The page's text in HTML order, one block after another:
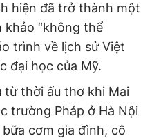
hiện đã trở thành một
“không thể
trình về lịch sử Việt
đại học của Mỹ.
thời ấu thơ khi Mai
trường Pháp ở Hà Nội
cơm gia đình, cô